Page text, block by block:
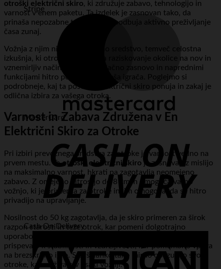
Stripe
MasterCard
Cash On Delivery
otroški električni skiro, ki združuje zabavo, tehnologijo in
varnost v enem paketu. Ta izdelek je zasnovan tako, da
prinaša nepozabne trenutke in spodbuja aktivno preživljanje
časa zunaj.
Vožnja z njim ni zgolj prevozno sredstvo, temveč celostna
izkušnja, ki otrokom omogoča raziskovanje okolice na nov in
vznemirljiv način. S svojo privlačno zasnovo in naprednimi
funkcijami hitro postane najljubša igrača. Poglejmo si
podrobneje, kaj ta poseben električni skiro ponuja in zakaj je
odlična izbira za vašega otroka.
Varnost in Zabava Združena v En
Električni Skiro za Otroke
Pri izbiri prevoznega sredstva za otroke je varnost vedno na
prvem mestu. Taotroški električni skiroje zasnovan z mislijo
na maksimalno varnost, hkrati pa zagotavlja neomejeno
zabavo. Z omejeno hitrostjo do 8 km/h omogoča varno
vožnjo, ki je primerna za otroke in jim omogoča, da se hitro
privadijo na upravljanje.
Nosilnost do 50 kg zagotavlja, da je skiro primeren za širok
razpon starosti in teže otrok, kar pomeni dolgotrajno
uporabo. Trdna konstrukcija in kakovostni materiali
prispevajo k stabilnosti in vzdržljivosti, kar pomembno vpliva
na brezskrbno igro. Starši lahko tako mirno opazujejo svoje
otroke, kako uživajo v vsaki vožnji.